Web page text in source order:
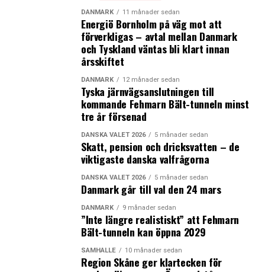
Men det individuella kräver också mer av
organisationerna, menar hon.
– Det kommer att vara svårt att ta fram gamla
säljbroschyrer där man bara byter namn på
organisationen som har tecknat ett hyreskontrakt och
använder till nästa potentiella hyresgäst.
– Det gäller att vara en bra beställare som kan säga
ifrån och att ha en fastighetsägare som verkligen är
genuint intresserad av att lösa det här. Samma
kontorstyp kan vara en av de allra bästa och samtidigt
det sämsta, det beror på sammanhanget och kontexten
– hur väl arkitekten kan skapa en bra arbetsmiljö och
förstår organisationen. Men organisationerna måste
veta vilka de är och hur de vill jobba i framtiden. Det är
inte bara arkitekturen som avgör utan det handlar också
om beteende och kultur. Jag har en positiv syn att
utvecklingen framöver kan leda till bättre
DANMARK 11 månader sedan
Energiö Bornholm på väg mot att
förverkligas – avtal mellan Danmark
och Tyskland väntas bli klart innan
årsskiftet
DANMARK 12 månader sedan
Tyska järnvägsanslutningen till
kommande Fehmarn Bält-tunneln minst
tre år försenad
DANSKA VALET 2026 5 månader sedan
Skatt, pension och dricksvatten – de
viktigaste danska valfrågorna
DANSKA VALET 2026 5 månader sedan
Danmark går till val den 24 mars
DANMARK 9 månader sedan
”Inte längre realistiskt” att Fehmarn
Bält-tunneln kan öppna 2029
SAMHÄLLE 10 månader sedan
Region Skåne ger klartecken för